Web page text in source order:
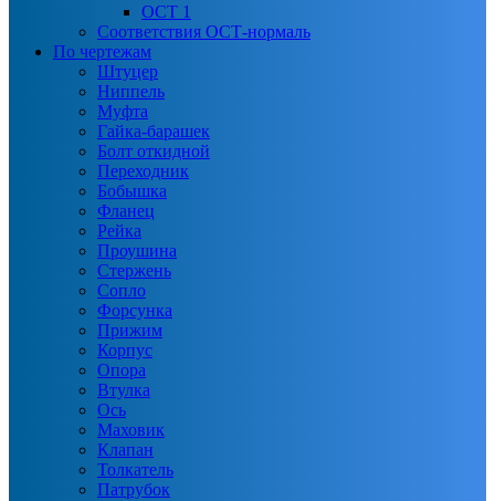
ОСТ 1
Соответствия ОСТ-нормаль
По чертежам
Штуцер
Ниппель
Муфта
Гайка-барашек
Болт откидной
Переходник
Бобышка
Фланец
Рейка
Проушина
Стержень
Сопло
Форсунка
Прижим
Корпус
Опора
Втулка
Ось
Маховик
Клапан
Толкатель
Патрубок